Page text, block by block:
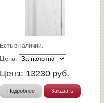
Есть в наличии.
Цена:
Цена: 13230 руб.
Подробнее Заказать